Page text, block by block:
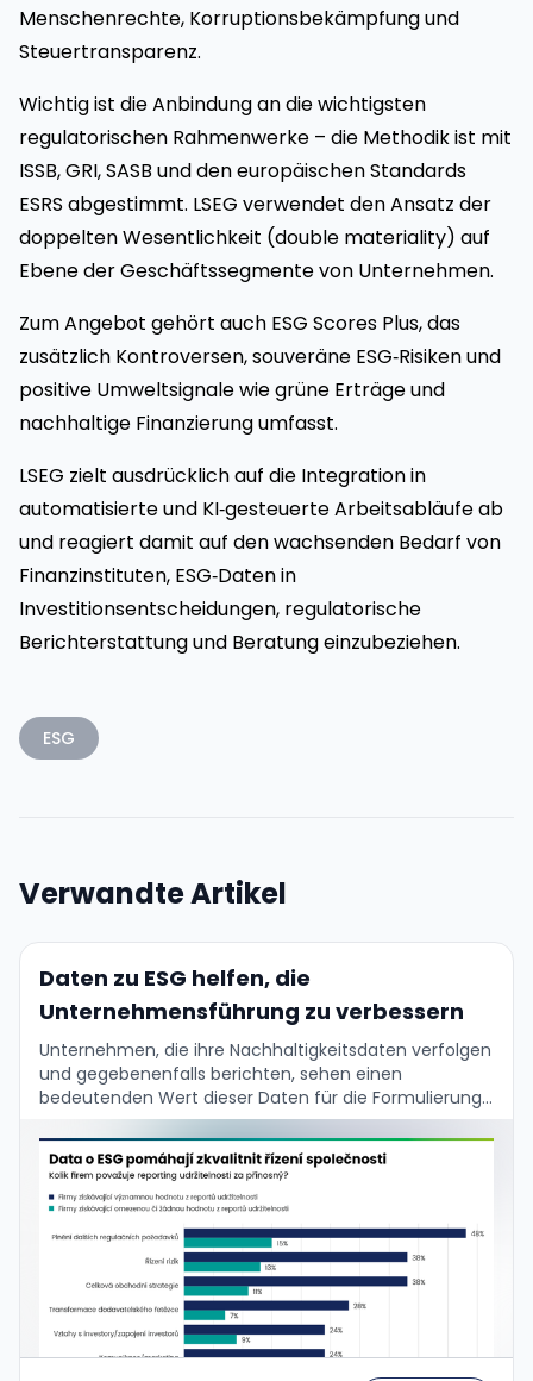
Menschenrechte, Korruptionsbekämpfung und
Steuertransparenz.
Wichtig ist die Anbindung an die wichtigsten
regulatorischen Rahmenwerke – die Methodik ist mit
ISSB, GRI, SASB und den europäischen Standards
ESRS abgestimmt. LSEG verwendet den Ansatz der
doppelten Wesentlichkeit (double materiality) auf
Ebene der Geschäftssegmente von Unternehmen.
Zum Angebot gehört auch ESG Scores Plus, das
zusätzlich Kontroversen, souveräne ESG‑Risiken und
positive Umweltsignale wie grüne Erträge und
nachhaltige Finanzierung umfasst.
LSEG zielt ausdrücklich auf die Integration in
automatisierte und KI‑gesteuerte Arbeitsabläufe ab
und reagiert damit auf den wachsenden Bedarf von
Finanzinstituten, ESG‑Daten in
Investitionsentscheidungen, regulatorische
Berichterstattung und Beratung einzubeziehen.
ESG
Verwandte Artikel
Daten zu ESG helfen, die
Unternehmensführung zu verbessern
Unternehmen, die ihre Nachhaltigkeitsdaten verfolgen
und gegebenenfalls berichten, sehen einen
bedeutenden Wert dieser Daten für die Formulierung
ihrer Geschäftsstrategie und die
Unternehmensführung. Das bestätigen die Ergebnisse
der aktuellen globalen Umfrage …